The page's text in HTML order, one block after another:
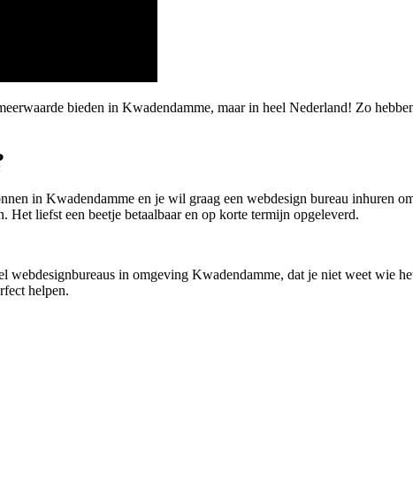
bieden in Kwadendamme, maar in heel Nederland! Zo
in Kwadendamme en je wil graag een webdesign bureau inhuren
liefst een beetje betaalbaar en op korte termijn opgeleverd.
webdesignbureaus in omgeving Kwadendamme, dat je niet weet wie
helpen.